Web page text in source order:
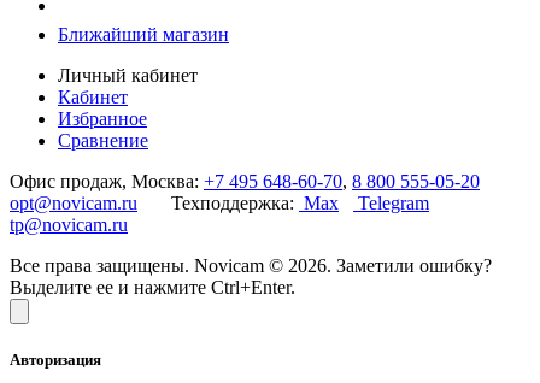
Ближайший магазин
Личный кабинет
Кабинет
Избранное
Сравнение
Офис продаж, Москва: +7 495 648-60-70, 8 800 555-05-20
opt@novicam.ru Техподдержка: Max
Telegram
tp@novicam.ru
Все права защищены. Novicam © 2026. Заметили ошибку?
Выделите ее и нажмите Ctrl+Enter.
Авторизация